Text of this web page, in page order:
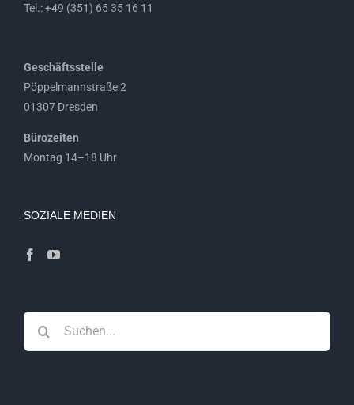
Tel.: +49 (351) 65 35 16 11
Geschäftsstelle
Pöppelmannstraße 2
01307 Dresden
Bürozeiten
Montag 14–18 Uhr
SOZIALE MEDIEN
nach: